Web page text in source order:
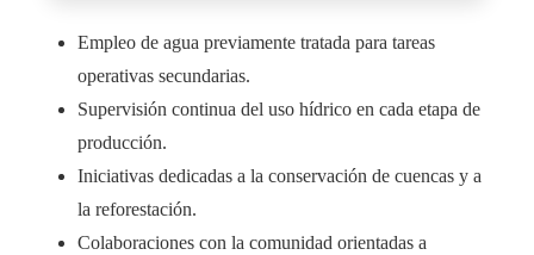
Empleo de agua previamente tratada para tareas
operativas secundarias.
Supervisión continua del uso hídrico en cada etapa de
producción.
Iniciativas dedicadas a la conservación de cuencas y a
la reforestación.
Colaboraciones con la comunidad orientadas a